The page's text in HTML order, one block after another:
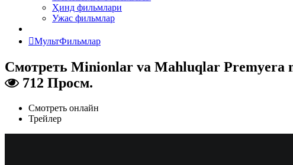
Ҳинд фильмлари
Ужас фильмлар
МультФильмлар
Смотреть Minionlar va Mahluqlar Premyera
712 Просм.
Смотреть онлайн
Трейлер